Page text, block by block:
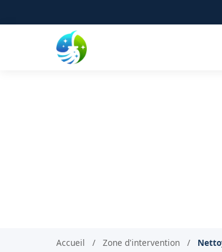
Accueil / Zone d'intervention /